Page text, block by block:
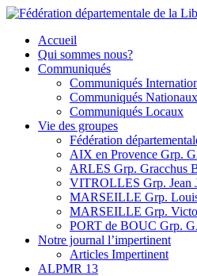
Skip
content
Fédération départementale de la Libre
Membre de la fédération Nationale
maitre
Accueil
Qui sommes nous?
Communiqués
Communiqués
Communiqués Nationaux
Communiqués Locaux
Vie des groupes
Fédération
AIX en Provence Grp.
ARLES Grp. Gracchus
VITROLLES Grp. Jean
MARSEILLE Grp.
MARSEILLE Grp.
PORT de BOUC Grp.
Notre journal l’impertinent
Articles Impertinent
ALPMR 13